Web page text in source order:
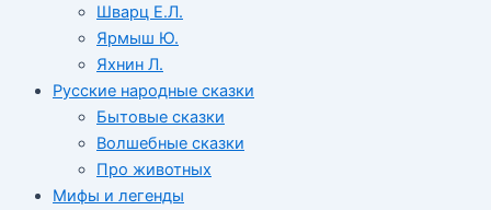
Шварц Е.Л.
Ярмыш Ю.
Яхнин Л.
Русские народные сказки
Бытовые сказки
Волшебные сказки
Про животных
Мифы и легенды